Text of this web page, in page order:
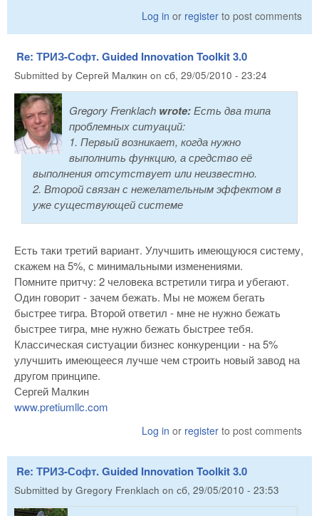
Log in or register to post comments
Re: ТРИЗ-Софт. Guided Innovation Toolkit 3.0
Submitted by Сергей Малкин on сб, 29/05/2010 - 23:24
Gregory Frenklach wrote:Есть два типа
проблемных ситуаций:
1. Первый возникает, когда нужно
выполнить функцию, а средство её
выполнения отсутствует или неизвестно.
2. Второй связан с нежелательным эффектом в
уже существующей системе
Есть таки третий вариант. Улучшить имеющуюся систему,
скажем на 5%, с минимальными изменениями.
Помните притчу: 2 человека встретили тигра и убегают.
Один говорит - зачем бежать. Мы не можем бегать
быстрее тигра. Второй ответил - мне не нужно бежать
быстрее тигра, мне нужно бежать быстрее тебя.
Классическая систуации бизнес конкуренции - на 5%
улучшить имеющееся лучше чем строить новый завод на
другом принципе.
Сергей Малкин
www.pretiumllc.com
Log in or register to post comments
Re: ТРИЗ-Софт. Guided Innovation Toolkit 3.0
Submitted by Gregory Frenklach on сб, 29/05/2010 - 23:53